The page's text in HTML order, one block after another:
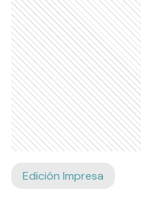
Edición Impresa